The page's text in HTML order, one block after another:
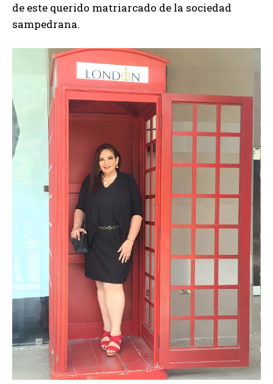
de este querido matriarcado de la sociedad
sampedrana.